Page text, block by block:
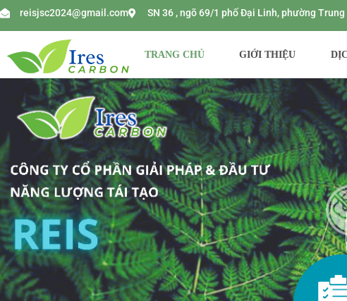
reisjsc2024@gmail.com SN 36 , ngõ 69/1 phố Đại Linh, phường
TRANG CHỦ GIỚI THIỆU